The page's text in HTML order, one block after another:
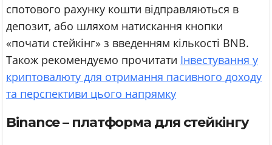
спотового рахунку кошти відправляються в
депозит, або шляхом натискання кнопки
«почати стейкінг» з введенням кількості BNB.
Також рекомендуємо прочитати Інвестування у
криптовалюту для отримання пасивного доходу
та перспективи цього напрямку
Binance – платформа для стейкінгу